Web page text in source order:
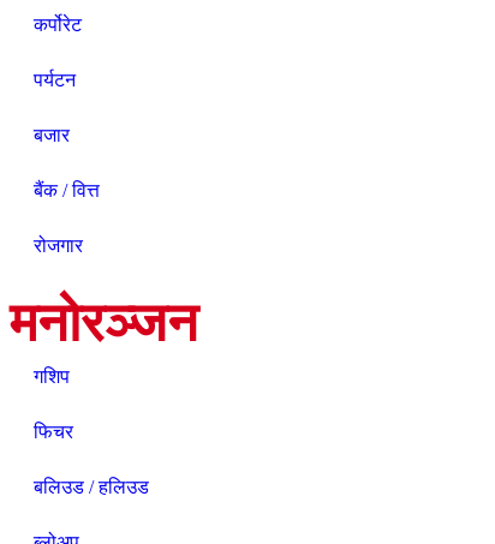
कर्पोरेट
पर्यटन
बजार
बैंक / वित्त
रोजगार
मनोरञ्जन
गशिप
फिचर
बलिउड / हलिउड